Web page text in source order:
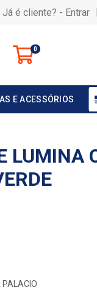
Já é cliente? - Entrar |
0
E ACESSÓRIOS
LUMINA
PALACIO